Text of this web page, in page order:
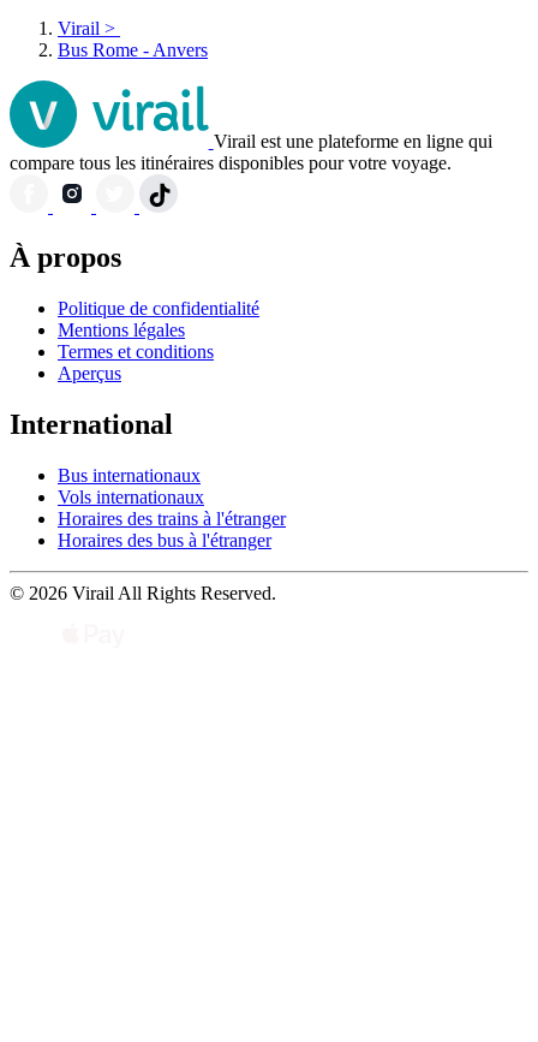
Virail >
Bus Rome - Anvers
Virail est une plateforme en ligne qui
compare tous les itinéraires disponibles pour votre voyage.
À propos
Politique de confidentialité
Mentions légales
Termes et conditions
Aperçus
International
Bus internationaux
Vols internationaux
Horaires des trains à l'étranger
Horaires des bus à l'étranger
© 2026 Virail All Rights Reserved.